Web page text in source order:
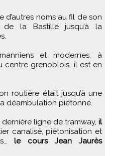
d’autres noms au fil de son
la Bastille jusqu’à la
et modernes, à
centre grenoblois, il est en
routière était jusqu’à une
déambulation piétonne.
ligne de tramway, il
canalisé, piétonisation et
le cours Jean Jaurès